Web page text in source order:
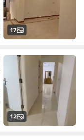
17
12